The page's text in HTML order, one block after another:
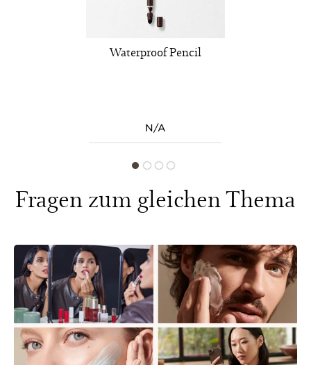
Waterproof Pencil
N/A
Fragen zum gleichen Thema